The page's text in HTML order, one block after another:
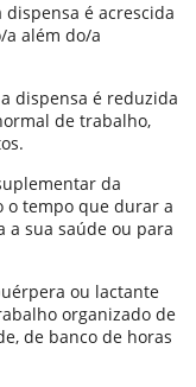
é acrescida
a além do/a
dispensa é reduzida
de trabalho,
da
tempo que durar a
a sua saúde ou para
ou lactante
organizado de
de banco de horas